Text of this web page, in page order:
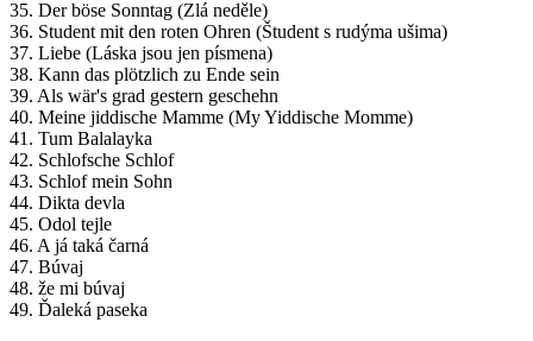
35. Der böse Sonntag (Zlá neděle)
36. Student mit den roten Ohren (Študent s rudýma ušima)
37. Liebe (Láska jsou jen písmena)
38. Kann das plötzlich zu Ende sein
39. Als wär's grad gestern geschehn
40. Meine jiddische Mamme (My Yiddische Momme)
41. Tum Balalayka
42. Schlofsche Schlof
43. Schlof mein Sohn
44. Dikta devla
45. Odol tejle
46. A já taká čarná
47. Búvaj
48. že mi búvaj
49. Ďaleká paseka